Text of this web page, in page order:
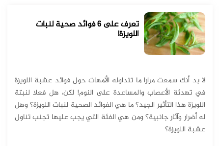
تعرف على 6 فوائد صحية لنبات
اللويزة!
لا بد أنك سمعت مرارا ما تتداوله الأمهات حول فوائد عشبة اللويزة
في تهدئة الأعصاب والمساعدة على النوم! لكن، هل فعلا لنبتة
اللويزة هذا التأثير الجيد؟ ما هي الفوائد الصحية لنبات اللويزة؟ وهل
له أضرار وآثار جانبية؟ ومن هي الفئة التي يجب عليها تجنب تناول
عشبة اللويزة؟